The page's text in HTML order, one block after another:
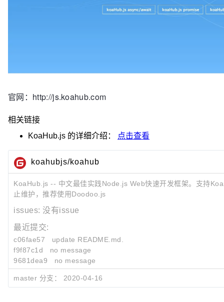
官网：http://js.koahub.com
相关链接
KoaHub.js 的详细介绍： 点击查看
koahubjs/koahub
KoaHub.js -- 中文最佳实践Node.js Web快速开发框架。支持
止维护，推荐使用Doodoo.js
issues: 没有issue
最近提交:
c06fae57
update README.md.
f9f87c1d
no message
9681dea9
no message
master 分支： 2020-04-16